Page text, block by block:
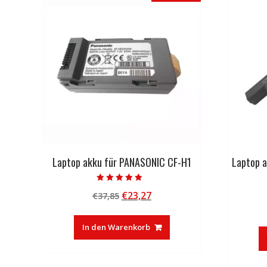
Laptop akku für PANASONIC CF-H1
4.50
von 5
€37,85 Ursprünglicher
war:
€37,85
€23,27Aktueller
ist:
€23,27.
In den Warenkorb
Laptop